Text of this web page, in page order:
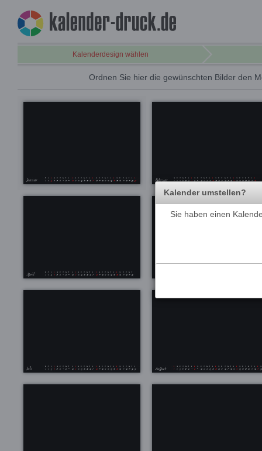
Kalenderdesign wählen
Ordnen Sie hier die gewünschten Bilder den
Kalender umstellen?
Sie haben einen